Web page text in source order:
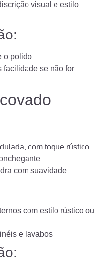
visual e estilo
o polido
facilidade se não for
com toque rústico
com suavidade
com estilo rústico ou
e lavabos